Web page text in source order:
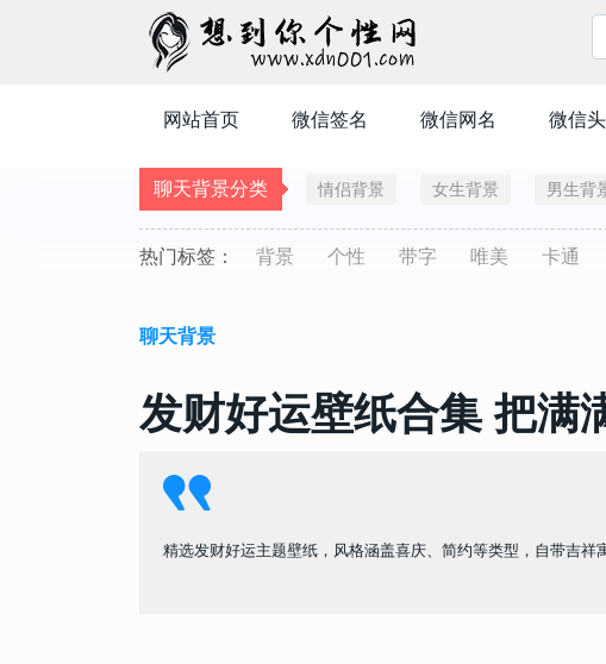
网站首页 微信签名 微信网名 微信
聊天背景分类 情侣背景 女生背景 男生背
热门标签： 背景 个性 带字 唯美 卡通
聊天背景
发财好运壁纸合集 把满
精选发财好运主题壁纸，风格涵盖喜庆、简约等类型，自带吉祥